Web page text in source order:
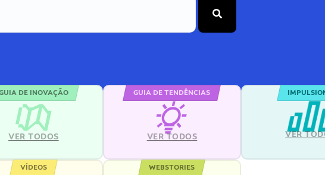
DE INOVAÇÃO
VER TODOS
GUIA DE TENDÊNCIAS
VER TODOS VER
VÍDEOS WEBSTORIES